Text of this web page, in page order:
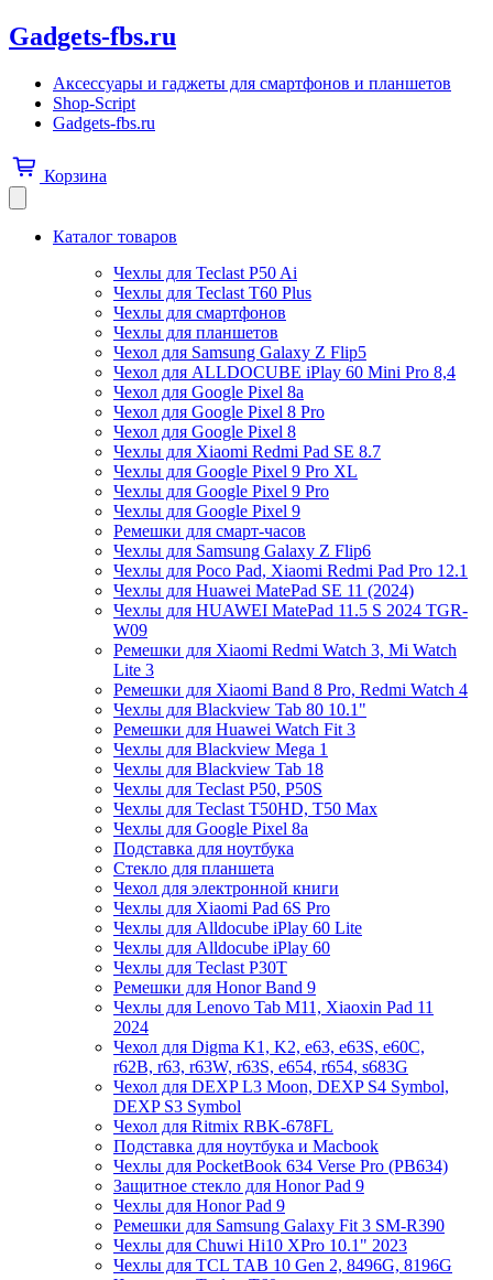
Gadgets-fbs.ru
Аксессуары и гаджеты для смартфонов и планшетов
Shop-Script
Gadgets-fbs.ru
Корзина
Каталог товаров
Чехлы для Teclast P50 Ai
Чехлы для Teclast T60 Plus
Чехлы для смартфонов
Чехлы для планшетов
Чехол для Samsung Galaxy Z Flip5
Чехол для ALLDOCUBE iPlay 60 Mini Pro 8,4
Чехол для Google Pixel 8a
Чехол для Google Pixel 8 Pro
Чехол для Google Pixel 8
Чехлы для Xiaomi Redmi Pad SE 8.7
Чехлы для Google Pixel 9 Pro XL
Чехлы для Google Pixel 9 Pro
Чехлы для Google Pixel 9
Ремешки для смарт-часов
Чехлы для Samsung Galaxy Z Flip6
Чехлы для Poco Pad, Xiaomi Redmi Pad Pro 12.1
Чехлы для Huawei MatePad SE 11 (2024)
Чехлы для HUAWEI MatePad 11.5 S 2024 TGR-
W09
Ремешки для Xiaomi Redmi Watch 3, Mi Watch
Lite 3
Ремешки для Xiaomi Band 8 Pro, Redmi Watch 4
Чехлы для Blackview Tab 80 10.1"
Ремешки для Huawei Watch Fit 3
Чехлы для Blackview Mega 1
Чехлы для Blackview Tab 18
Чехлы для Teclast P50, P50S
Чехлы для Teclast T50HD, T50 Max
Чехлы для Google Pixel 8a
Подставка для ноутбука
Стекло для планшета
Чехол для электронной книги
Чехлы для Xiaomi Pad 6S Pro
Чехлы для Alldocube iPlay 60 Lite
Чехлы для Alldocube iPlay 60
Чехлы для Teclast P30T
Ремешки для Honor Band 9
Чехлы для Lenovo Tab M11, Xiaoxin Pad 11
2024
Чехол для Digma K1, K2, e63, e63S, e60C,
r62B, r63, r63W, r63S, e654, r654, s683G
Чехол для DEXP L3 Moon, DEXP S4 Symbol,
DEXP S3 Symbol
Чехол для Ritmix RBK-678FL
Подставка для ноутбука и Macbook
Чехлы для PocketBook 634 Verse Pro (PB634)
Защитное стекло для Honor Pad 9
Чехлы для Honor Pad 9
Ремешки для Samsung Galaxy Fit 3 SM-R390
Чехлы для Chuwi Hi10 XPro 10.1" 2023
Чехлы для TCL TAB 10 Gen 2, 8496G, 8196G